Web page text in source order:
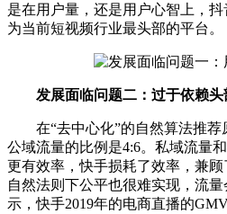
是在用户量，还是用户心智上，
为当前短视频行业最头部的平台。
发展面临问题二：过于依赖头
在“去中心化”的自然算法推荐
公域流量的比例是4:6。私域流量
更有效率，快手损耗了效率，兼
自然法则下公平也很难实现，流
示，快手2019年的电商直播的